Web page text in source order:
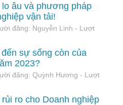
âu và phương pháp
vận tải!
đăng: Nguyễn Linh - Lượt
sự sống còn của
2023?
đăng: Quỳnh Hương - Lượt
ro cho Doanh nghiệp